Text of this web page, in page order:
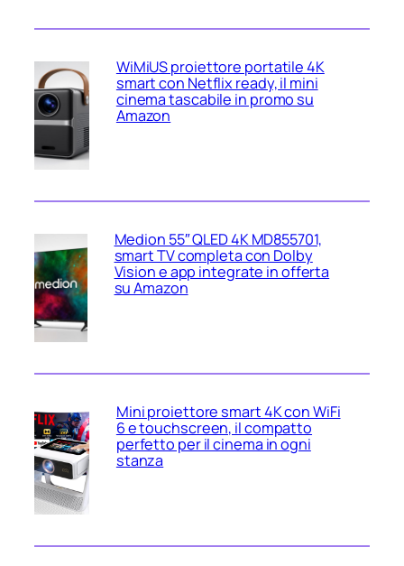
WiMiUS proiettore portatile 4K
smart con Netflix ready, il mini
cinema tascabile in promo su
Amazon
Medion 55″ QLED 4K MD855701,
smart TV completa con Dolby
Vision e app integrate in offerta
su Amazon
Mini proiettore smart 4K con WiFi
6 e touchscreen, il compatto
perfetto per il cinema in ogni
stanza